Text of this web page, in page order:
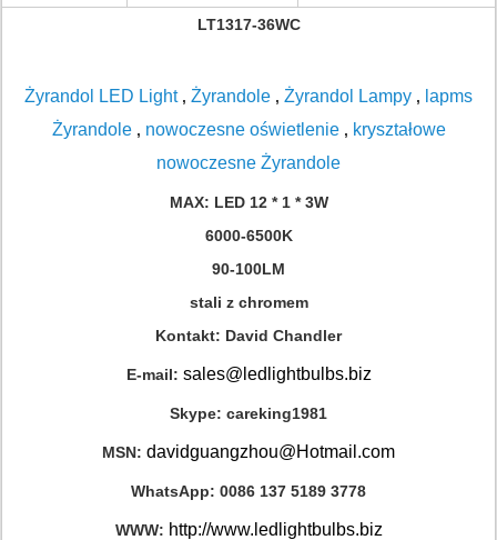
LT1317-36WC
Żyrandol LED Light, Żyrandole , Żyrandol Lampy , lapms
Żyrandole, nowoczesne oświetlenie, kryształowe
nowoczesne Żyrandole
MAX: LED 12 * 1 * 3W
6000-6500K
90-100LM
stali z chromem
Kontakt: David Chandler
E-mail: sales@ledlightbulbs.biz
Skype: careking1981
MSN: davidguangzhou@Hotmail.com
WhatsApp: 0086 137 5189 3778
WWW: http://www.ledlightbulbs.biz